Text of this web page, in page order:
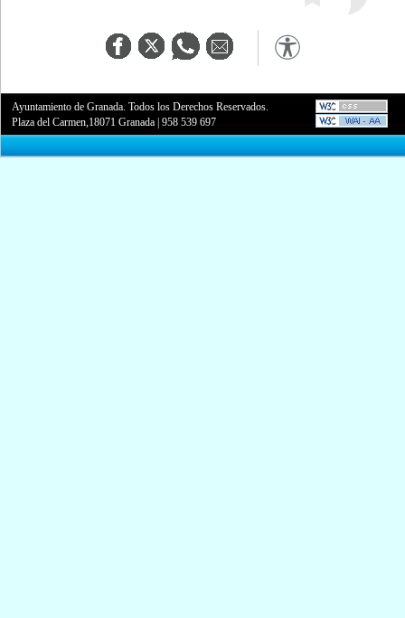
Ayuntamiento de Granada. Todos los Derechos Reservados.
Plaza del Carmen,18071 Granada |958 539 697